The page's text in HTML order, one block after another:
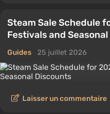
Steam Sale Schedule
Festivals and
Guides 25 juillet 2026
Laisser un commentaire